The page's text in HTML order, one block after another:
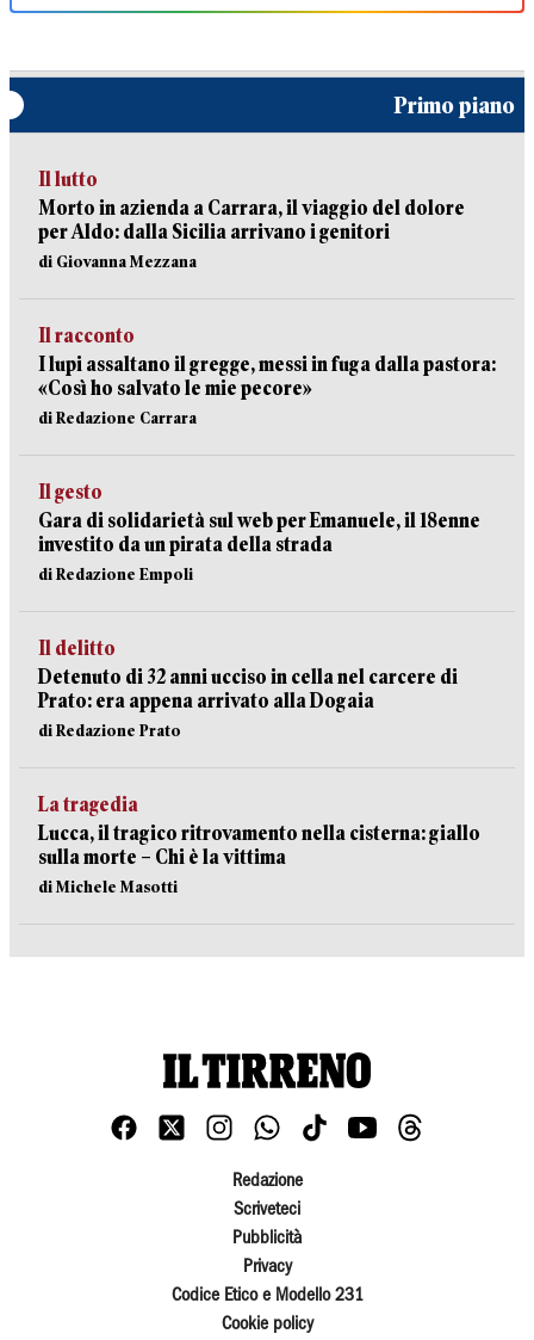
Primo piano
Il lutto
Morto in azienda a Carrara, il viaggio del dolore
per Aldo: dalla Sicilia arrivano i genitori
di Giovanna Mezzana
Il racconto
I lupi assaltano il gregge, messi in fuga dalla pastora:
«Così ho salvato le mie pecore»
di Redazione Carrara
Il gesto
Gara di solidarietà sul web per Emanuele, il 18enne
investito da un pirata della strada
di Redazione Empoli
Il delitto
Detenuto di 32 anni ucciso in cella nel carcere di
Prato: era appena arrivato alla Dogaia
di Redazione Prato
La tragedia
Lucca, il tragico ritrovamento nella cisterna: giallo
sulla morte – Chi è la vittima
di Michele Masotti
Redazione
Scriveteci
Pubblicità
Privacy
Codice Etico e Modello 231
Cookie policy